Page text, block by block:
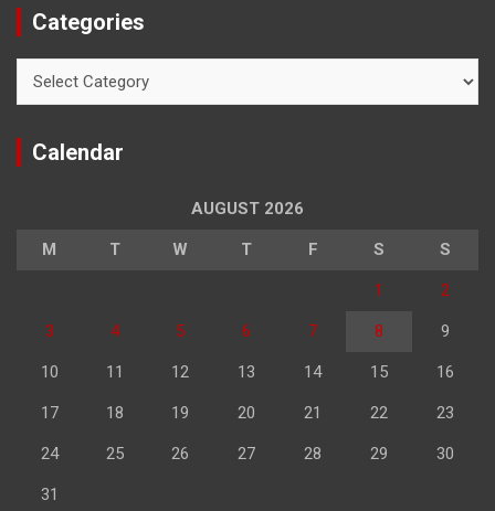
Categories
Calendar
AUGUST 2026
M T W T F S S
1 2
3 4 5 6 7 8 9
10 11 12 13 14 15 16
17 18 19 20 21 22 23
24 25 26 27 28 29 30
31